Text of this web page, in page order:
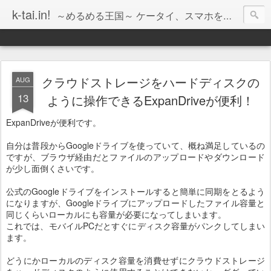
k-tai.in! ～めるめる王国～ ケータイ、スマホを楽しくする情報をお届け！
AUG
13
クラウドストレージをハードディスクの
ように操作できるExpanDriveが便利！
ExpanDriveが便利です。
自分は普段からGoogleドライブを使っていて、概ね満足しているの
ですが、ブラウザ経由だとファイルのアップロードやダウンロード
が少し面倒くさいです。
公式のGoogleドライブをインストールすると簡単に同期をとるよう
になりますが、Googleドライブにアップロードしたファイル容量と
同じくらいローカルにも容量が必要になってしまいます。
これでは、モバイルPCだとすぐにディスク容量がパンクしてしまい
ます。
どうにかローカルのディスク容量を消費せずにクラウドストレージ